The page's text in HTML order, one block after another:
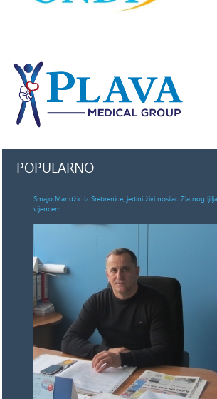
POPULARNO
Smajo Mandžić iz Srebrenice, jedini živi nosilac Zlatnog
vijencem